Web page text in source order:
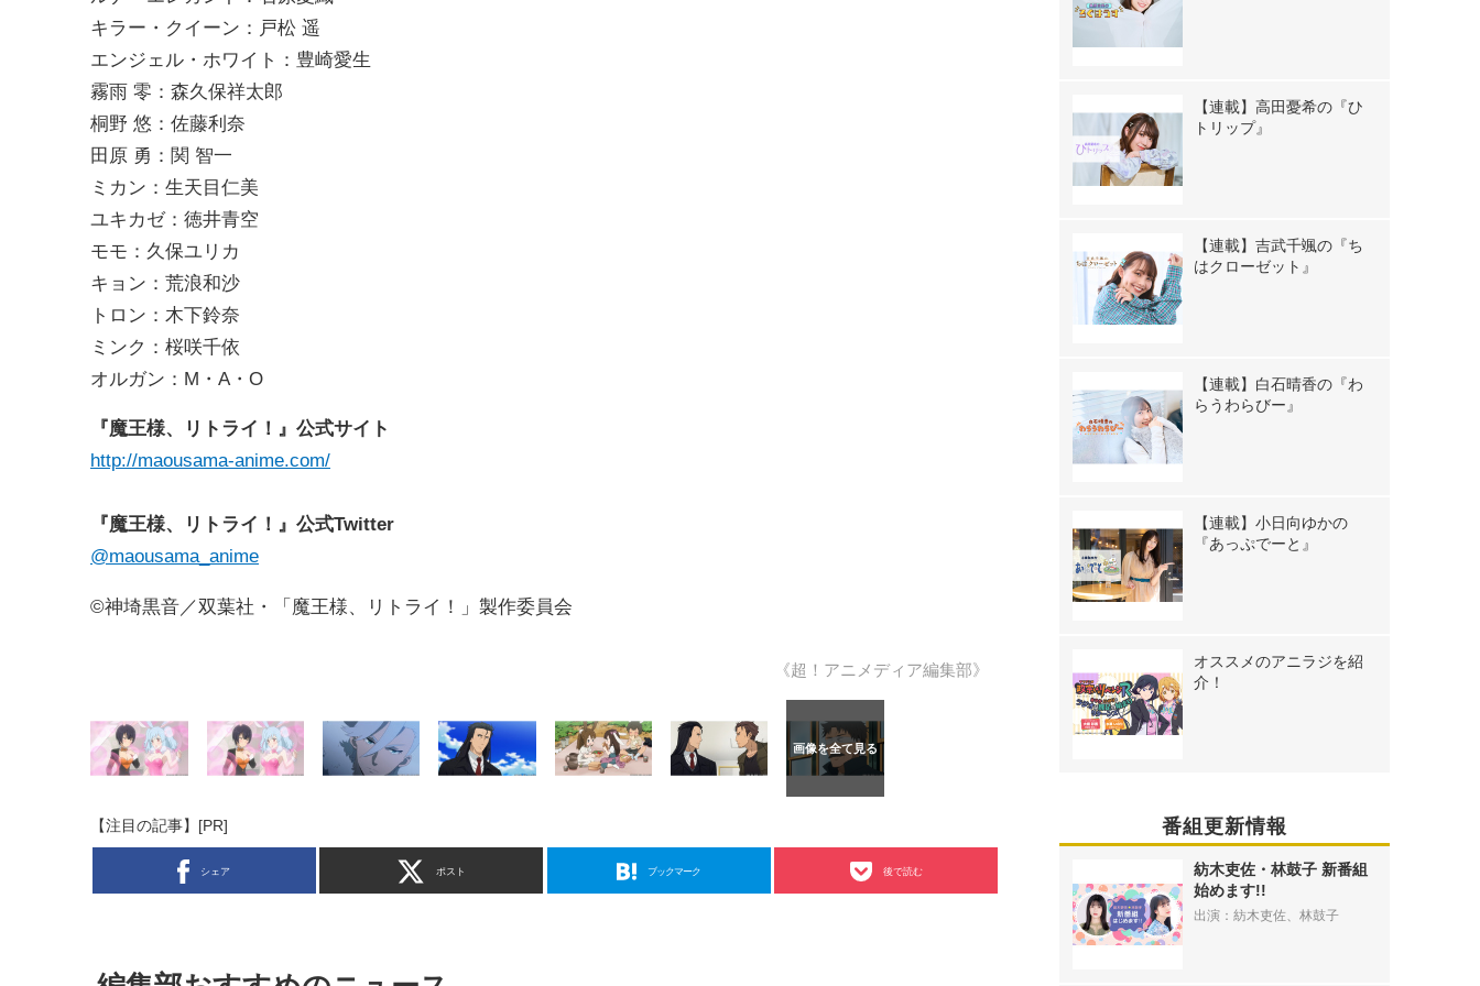
キラー・クイーン：戸松 遥
エンジェル・ホワイト：豊崎愛生
霧雨 零：森久保祥太郎
桐野 悠：佐藤利奈
田原 勇：関 智一
ミカン：生天目仁美
ユキカゼ：徳井青空
モモ：久保ユリカ
キョン：荒浪和沙
トロン：木下鈴奈
ミンク：桜咲千依
オルガン：M・A・O
『魔王様、リトライ！』公式サイト
http://maousama-anime.com/
『魔王様、リトライ！』公式Twitter
@maousama_anime
©神埼黒音／双葉社・「魔王様、リトライ！」製作委員会
《超！アニメディア編集部》
【注目の記事】[PR]
シェア ポスト ブックマーク 後で読む
【連載】高田憂希の『ひ
トリップ』
【連載】吉武千颯の『ち
はクローゼット』
【連載】白石晴香の『わ
らうわらびー』
【連載】小日向ゆかの
『あっぷでーと』
オススメのアニラジを紹
介！
番組更新情報
紡木吏佐・林鼓子 新番組
始めます!!
出演：紡木吏佐、林鼓子